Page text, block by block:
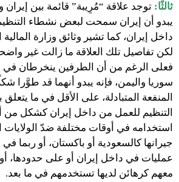
ثالثًا: توجد علاقة “مُرِيبة” قائمة بين إيران
يبدو أن إيران سمحت لبعض نشطاء
لكن تفاصيل تلك العلاقة ما زالت غير
فعلى الرغم من أن الطرفين ينخرطان
سوريا واليمن، فإنه يبدو أنهما قد طوَّرا
المنفعة المتبادلة، على الأقل في ما
التنظيم للعمل من داخل إيران كشكل من
استخدامه في أوقات مختلفة ضدّ الولايات
جيرانها كالسعودية أو باكستان، أو ربما
عمليات في داخل إيران أو على حدودها، أو
معهم كرهائن لديها تستخدمهم في ما بعد.